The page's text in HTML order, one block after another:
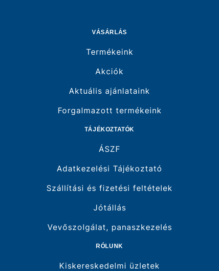
VÁSÁRLÁS
Termékeink
Akciók
Aktuális ajánlataink
Forgalmazott termékeink
TÁJÉKOZTATÓK
ÁSZF
Adatkezelési Tájékoztató
Szállítási és fizetési feltételek
Jótállás
Vevőszolgálat, panaszkezelés
RÓLUNK
Kiskereskedelmi üzletek